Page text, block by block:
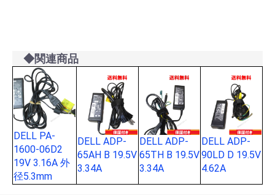
◆関連商品
DELL PA-
1600-06D2
19V 3.16A 外
径5.3mm
DELL ADP-
65AH B 19.5V
3.34A
DELL ADP-
65TH B 19.5V
3.34A
DELL ADP-
90LD D 19.5V
4.62A